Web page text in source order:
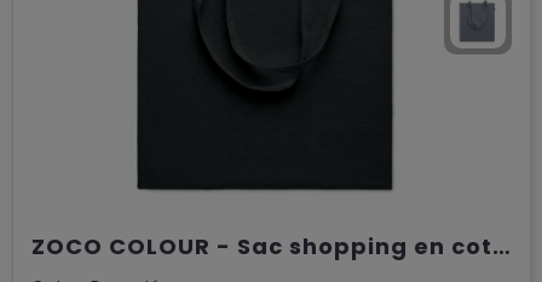
ZOCO COLOUR - Sac shopping en coton recyclé